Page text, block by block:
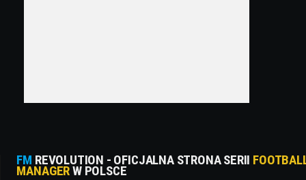
FM REVOLUTION - OFICJALNA STRONA SERII
MANAGERW POLSCE